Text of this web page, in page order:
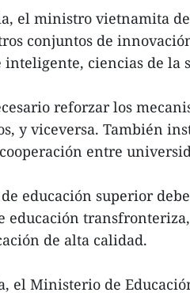
el ministro vietnamita
conjuntos de
ciencias de la
reforzar los
y viceversa. También
entre
educación superior
educación
de alta calidad.
el Ministerio de